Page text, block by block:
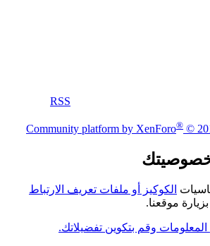
RSS
Community platform by XenForo® ©
الكوكيز أو ملفات تعريف الارتباط
موقعنا.
وقم بتكوين تفضيلاتك.